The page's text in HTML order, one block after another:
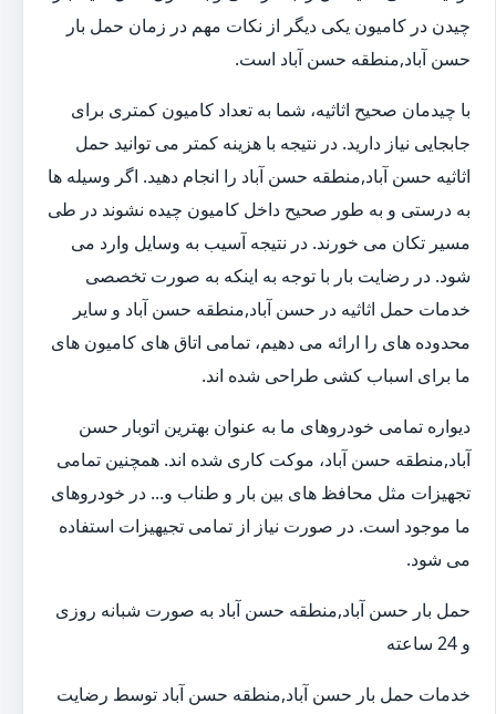
چیدن در کامیون یکی دیگر از نکات مهم در زمان حمل بار
حسن آباد,منطقه حسن آباد است.
با چیدمان صحیح اثاثیه، شما به تعداد کامیون کمتری برای
جابجایی نیاز دارید. در نتیجه با هزینه کمتر می توانید حمل
اثاثیه حسن آباد,منطقه حسن آباد را انجام دهید. اگر وسیله ها
به درستی و به طور صحیح داخل کامیون چیده نشوند در طی
مسیر تکان می خورند. در نتیجه آسیب به وسایل وارد می
شود. در رضایت بار با توجه به اینکه به صورت تخصصی
خدمات حمل اثاثیه در حسن آباد,منطقه حسن آباد و سایر
محدوده های را ارائه می دهیم، تمامی اتاق های کامیون های
ما برای اسباب کشی طراحی شده اند.
دیواره تمامی خودروهای ما به عنوان بهترین اتوبار حسن
آباد,منطقه حسن آباد، موکت کاری شده اند. همچنین تمامی
تجهیزات مثل محافظ های بین بار و طناب و... در خودروهای
ما موجود است. در صورت نیاز از تمامی تجیهیزات استفاده
می شود.
حمل بار حسن آباد,منطقه حسن آباد به صورت شبانه روزی
و 24 ساعته
خدمات حمل بار حسن آباد,منطقه حسن آباد توسط رضایت